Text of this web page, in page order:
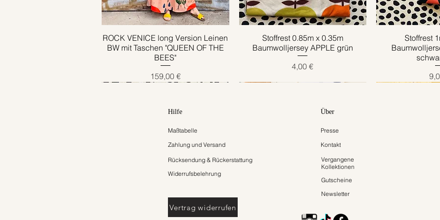
Schnellansicht
ROCK VENICE long Version Leinen
BW mit Taschen "QUEEN OF THE
BEES"
Preis
159,00 €
Schnellansicht
Stoffrest 0.85m x 0.35m
Baumwolljersey APPLE grün
Preis
4,00 €
Stoffrest
Hilfe
Maßtabelle
Zahlung und Versand
Rücksendung & Rückerstattung
Widerrufsbelehrung
Über
Presse
Kontakt
Vergangene
Kollektionen
Gutscheine
Newsletter
Vertrag widerrufen